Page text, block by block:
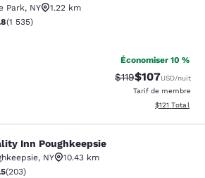
Park, NY
1.22 km
Bien. 1535 commentaires
(1 535)
Économiser 10 %
Tarif barré :
$119Tarif réduit :
$107USD/nuit
Tarif de membre
Afficher les
$121 Total
Inn Poughkeepsie
, NY
10.43 km
Bien. 203 commentaires
(203)